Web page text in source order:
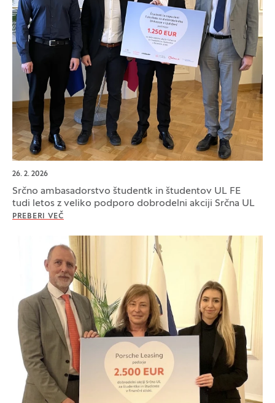
26. 2. 2026
Srčno ambasadorstvo študentk in študentov UL FE
tudi letos z veliko podporo dobrodelni akciji Srčna UL
PREBERI VEČ